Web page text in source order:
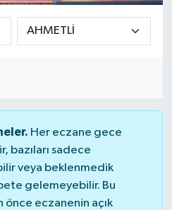
Her eczane gece
bazıları sadece
veya beklenmedik
gelemeyebilir. Bu
önce eczanenin açık